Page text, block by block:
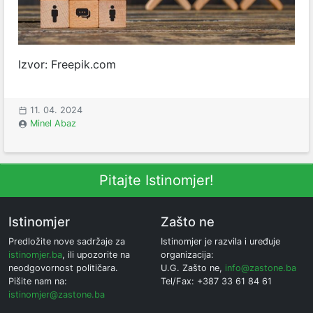
Izvor: Freepik.com
11. 04. 2024
Minel Abaz
Pitajte Istinomjer!
Istinomjer
Predložite nove sadržaje za
istinomjer.ba, ili upozorite na
neodgovornost političara.
Pišite nam na:
istinomjer@zastone.ba
Zašto ne
Istinomjer je razvila i uređuje
organizacija:
U.G. Zašto ne, info@zastone.ba
Tel/Fax: +387 33 61 84 61